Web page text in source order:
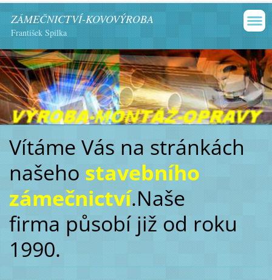
ZÁMEČNICTVÍ-KOVOVÝROBA
František Spilka
Vítáme Vás na stránkách
našeho stavebního
zámečnictví.Naše
firma působí již od roku
1990.